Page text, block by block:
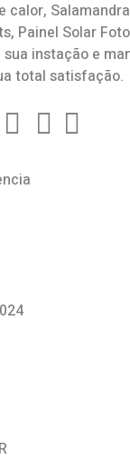
calor, Salamandra
Painel Solar
instação e
total satisfação.